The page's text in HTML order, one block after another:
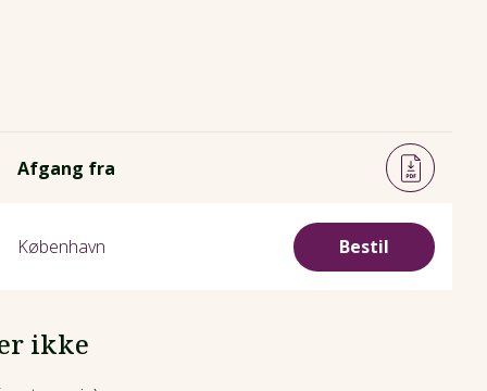
Afgang fra
København Bestil
ikke